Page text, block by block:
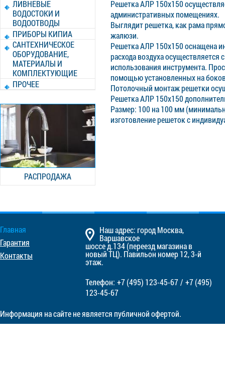
ЛИВНЕВЫЕ
ВОДОСТОКИ И
ВОДООТВОДЫ
ПРИБОРЫ КИПИА
САНТЕХНИЧЕСКОЕ
ОБОРУДОВАНИЕ,
МАТЕРИАЛЫ И
КОМПЛЕКТУЮЩИЕ
ПРОЧЕЕ
РАСПРОДАЖА
Решетка АЛР 150x150
административных помещениях.
Выглядит решетка, как рама
жалюзи.
Решетка АЛР 150x150 оснащена
расхода воздуха
использования инструмента.
помощью установленных на
Потолочный монтаж решетки
Решетка АЛР 150x150
Размер: 100 на 100 мм
изготовление решеток с
Главная
Гарантия
Контакты
Наш адрес: город Москва,
Варшавское
шоссе д.134 (переезд магазина в
новый ТЦ). Павильон номер 12, 3-й
этаж.
Телефон: +7 (495) 123-45-67/ +7 (495)
123-45-67
Информация на сайте не является публичной офертой.